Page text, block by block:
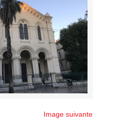
Image suivante